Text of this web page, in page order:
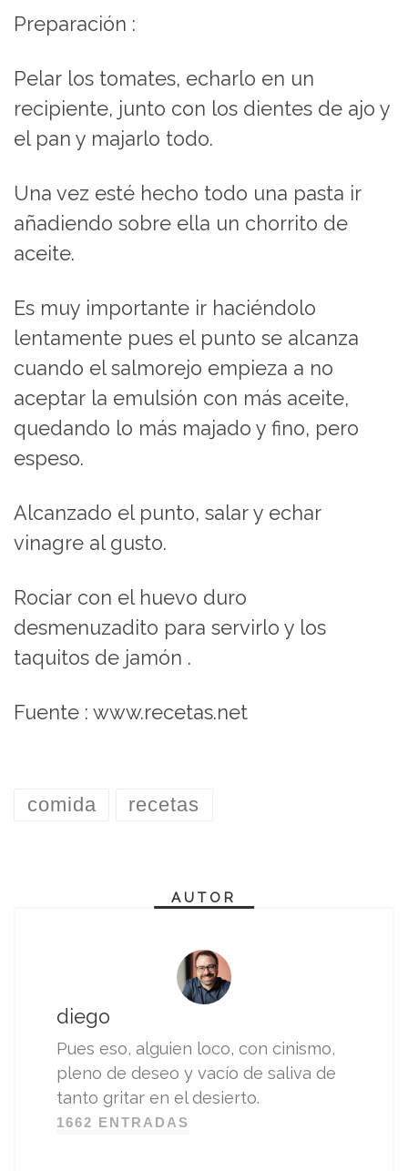
Preparación :
Pelar los tomates, echarlo en un
recipiente, junto con los dientes de ajo y
el pan y majarlo todo.
Una vez esté hecho todo una pasta ir
añadiendo sobre ella un chorrito de
aceite.
Es muy importante ir haciéndolo
lentamente pues el punto se alcanza
cuando el salmorejo empieza a no
aceptar la emulsión con más aceite,
quedando lo más majado y fino, pero
espeso.
Alcanzado el punto, salar y echar
vinagre al gusto.
Rociar con el huevo duro
desmenuzadito para servirlo y los
taquitos de jamón .
Fuente : www.recetas.net
comida recetas
AUTOR
diego
Pues eso, alguien loco, con cinismo,
pleno de deseo y vacío de saliva de
tanto gritar en el desierto.
1662 ENTRADAS